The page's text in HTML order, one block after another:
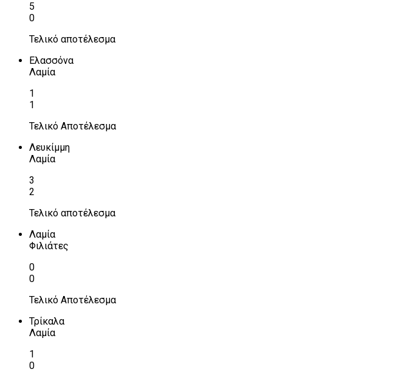
5
0
Τελικό αποτέλεσμα
Ελασσόνα
Λαμία
1
1
Τελικό Αποτέλεσμα
Λευκίμμη
Λαμία
3
2
Τελικό αποτέλεσμα
Λαμία
Φιλιάτες
0
0
Τελικό Αποτέλεσμα
Τρίκαλα
Λαμία
1
0